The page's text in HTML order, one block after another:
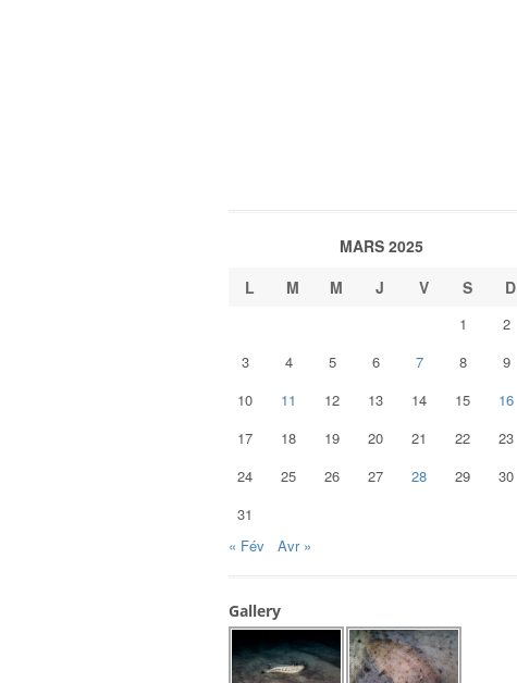
MARS 2025
L
M M J V S D
1
2
3
4 5 6 7 8
9
10
11 12 13 14 15
16
17
18 19 20 21 22
23
24
25 26 27 28 29
30
31
« Fév
Avr »
Gallery